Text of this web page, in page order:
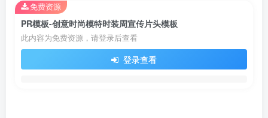
PR模板-创意时尚模特时装周宣传片头模板
此内容为免费资源，请登录后查看
登录查看
免费资源